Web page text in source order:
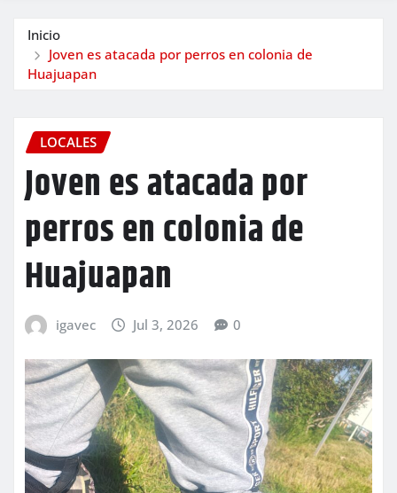
Inicio
Joven es atacada por perros en colonia de
Huajuapan
LOCALES
Joven es atacada por
perros en colonia de
Huajuapan
igavec Jul 3, 2026 0